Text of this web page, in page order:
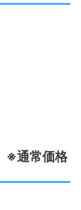
※通常価格